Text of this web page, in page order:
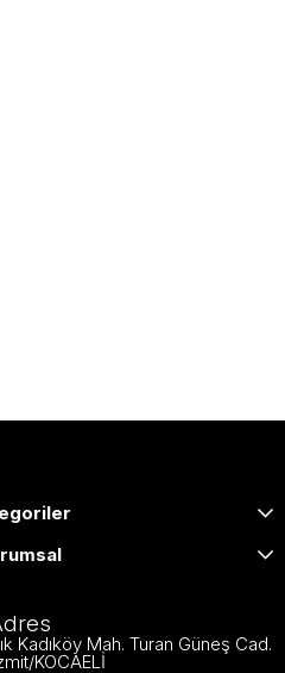
Kadıköy Mah. Turan Güneş Cad.
KOCAELİ